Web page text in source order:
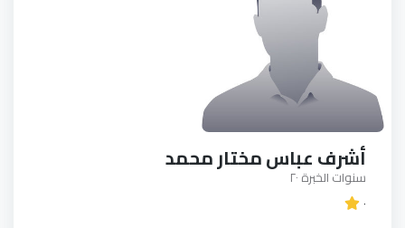
أشرف عباس مختار محمد
سنوات الخبرة ٢٠
٠